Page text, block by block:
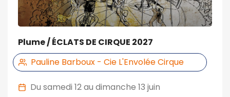
Plume / ÉCLATS DE CIRQUE 2027
Du samedi 12 au dimanche 13 juin
Pauline Barboux - Cie L'Envolée Cirque